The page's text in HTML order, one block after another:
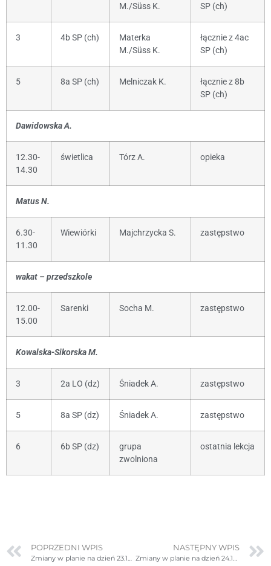
M./Süss K.
SP (ch)
3 4b SP (ch)
Materka
M./Süss K.
łącznie z 4ac
SP (ch)
5 8a SP (ch) Melniczak K.
łącznie z 8b
SP (ch)
Dawidowska A.
12.30-
14.30
świetlica Tórz A. opieka
Matus N.
6.30-
11.30
Wiewiórki Majchrzycka S. zastępstwo
wakat – przedszkole
12.00-
15.00
Sarenki Socha M. zastępstwo
Kowalska-Sikorska M.
3 2a LO (dz) Śniadek A. zastępstwo
5 8a SP (dz) Śniadek A. zastępstwo
6 6b SP (dz)
grupa
zwolniona
ostatnia lekcja
POPRZEDNI WPIS
Zmiany w planie na dzień 23.10.2024r. (środa)
NASTĘPNY WPIS
Zmiany w planie na dzień 24.10.2024r. (czwartek)